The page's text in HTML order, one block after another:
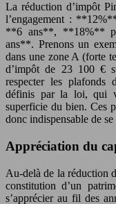
La réduction d’impôt
l’engagement :
**6 ans**, **18%**
ans**. Prenons un
dans une zone A (forte
d’impôt de 23 100 €
respecter les plafonds
définis par la loi, qui
superficie du bien. Ces
donc indispensable de
Appréciation du
Au-delà de la réduction
constitution d’un
s’apprécier au fil des